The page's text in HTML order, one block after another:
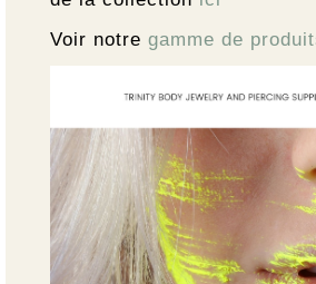
Voir notre gamme de